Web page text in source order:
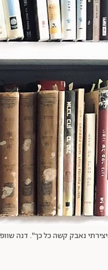
נאבק קשה כל כך". דנה שוופי